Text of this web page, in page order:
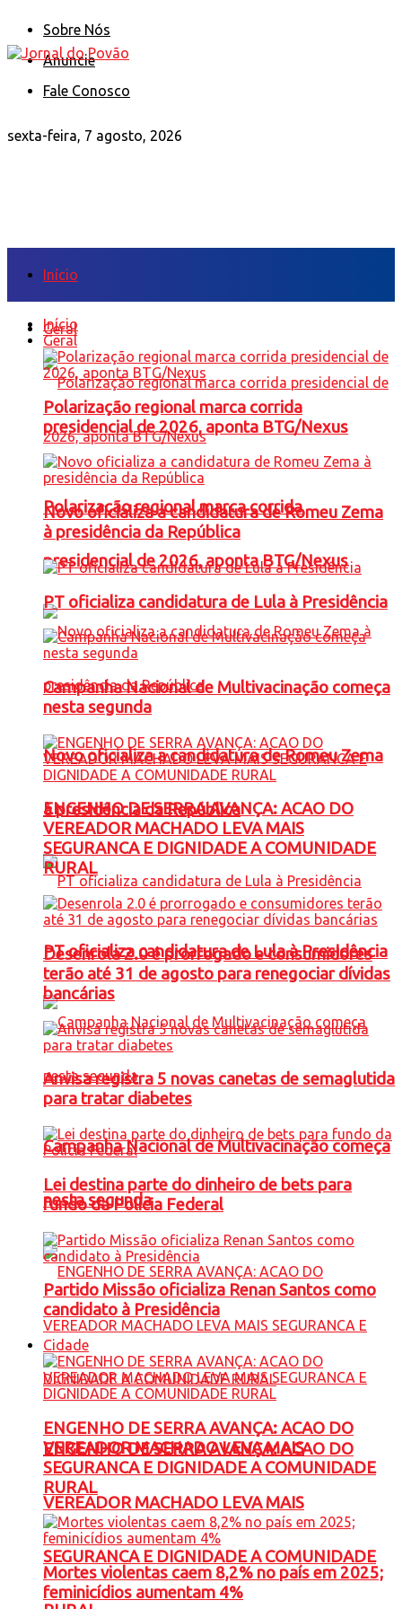
Sobre Nós
Anuncie
Fale Conosco
sexta-feira, 7 agosto, 2026
Início
Geral
Polarização regional marca corrida
presidencial de 2026, aponta BTG/Nexus
Novo oficializa a candidatura de Romeu Zema
à presidência da República
PT oficializa candidatura de Lula à Presidência
Campanha Nacional de Multivacinação começa
nesta segunda
ENGENHO DE SERRA AVANÇA: ACAO DO
VEREADOR MACHADO LEVA MAIS
SEGURANCA E DIGNIDADE A COMUNIDADE
Início
Geral
Polarização regional marca corrida
presidencial de 2026, aponta BTG/Nexus
Novo oficializa a candidatura de Romeu Zema
à presidência da República
PT oficializa candidatura de Lula à Presidência
Campanha Nacional de Multivacinação começa
nesta segunda
ENGENHO DE SERRA AVANÇA: ACAO DO
VEREADOR MACHADO LEVA MAIS
SEGURANCA E DIGNIDADE A COMUNIDADE
RURAL
Desenrola 2.0 é prorrogado e consumidores
terão até 31 de agosto para renegociar dívidas
bancárias
Anvisa registra 5 novas canetas de semaglutida
para tratar diabetes
Lei destina parte do dinheiro de bets para
fundo da Polícia Federal
Partido Missão oficializa Renan Santos como
candidato à Presidência
Cidade
ENGENHO DE SERRA AVANÇA: ACAO DO
VEREADOR MACHADO LEVA MAIS
SEGURANCA E DIGNIDADE A COMUNIDADE
RURAL
Mortes violentas caem 8,2% no país em 2025;
feminicídios aumentam 4%